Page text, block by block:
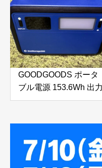
レッシュ
GOODGOODS ポータ
ブル電源 153.6Wh 出力
200Wをふるさと納税
アウトドアに最適な小
型ポータブル電源を徹
底レビュー